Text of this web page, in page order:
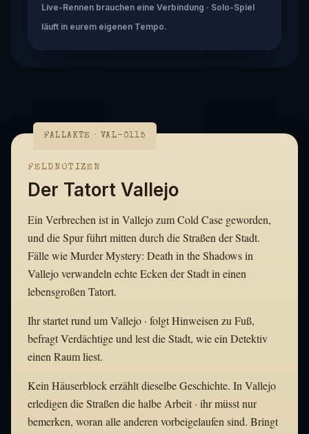
Live-Rennen brauchen eine Verbindung · Solo-Spiel
läuft in eurem eigenen Tempo.
FALLAKTE · VAL-0115
FELDNOTIZEN
Der Tatort Vallejo
Ein Verbrechen ist in Vallejo zum Cold Case geworden,
und die Spur führt mitten durch die Straßen der Stadt.
Fälle wie Murder Mystery: Death in the Shadows in
Vallejo verwandeln echte Ecken der Stadt in einen
lebensgroßen Tatort.
Ihr startet rund um Vallejo · folgt Hinweisen zu Fuß,
befragt Verdächtige und lest die Stadt, wie ein Detektiv
einen Raum liest.
Kein Häuserblock erzählt dieselbe Geschichte. In Vallejo
erledigen die Straßen die halbe Arbeit · ihr müsst nur
bemerken, woran alle anderen vorbeigelaufen sind. Bringt